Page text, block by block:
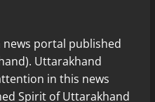
portal published
Uttarakhand
in this news
Spirit of Uttarakhand